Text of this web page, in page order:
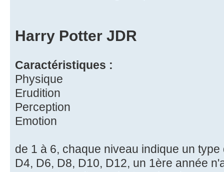
Harry Potter JDR
Caractéristiques :
Physique
Erudition
Perception
Emotion
de 1 à 6, chaque niveau indique un
D4, D6, D8, D10, D12, un 1ère année